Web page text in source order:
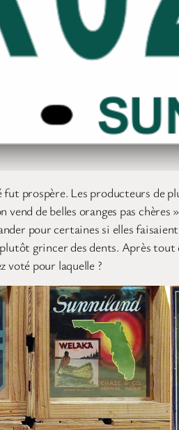
prospère. Les producteurs de
vend de belles oranges pas
pour certaines si elles
grincer des dents. Après tout
voté pour laquelle ?